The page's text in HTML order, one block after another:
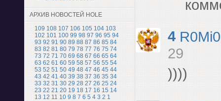
АРХИВ НОВОСТЕЙ HOLE
109 108 107 106 105 104 103
102 101 100 99 98 97 96 95 94
93 92 91 90 89 88 87 86 85 84
83 82 81 80 79 78 77 76 75 74
73 72 71 70 69 68 67 66 65 64
63 62 61 60 59 58 57 56 55 54
53 52 51 50 49 48 47 46 45 44
43 42 41 40 39 38 37 36 35 34
33 32 31 30 29 28 27 26 25 24
23 22 21 20 19 18 17 16 15 14
13 12 11 10 9 8 7 6 5 4 3 2 1
4 R0Mi0
29
))))